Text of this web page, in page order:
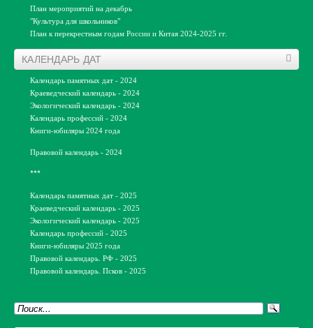
Централизованая библиотечная системагорода Пскова
Конкурсы
Акции
Викторины
Игротеки
НЕДЕЛЯ ДЕТСКОЙ КНИГИ
НДК-2024
НДК-2023
НДК-2021
НДК-2020
ЛЕТНИЕ ЧТЕНИЯ
Летние чтения-2024
Летние чтения-2023
Летние чтения-2022
Летние чтения-2021
Летние чтения-2020
План мероприятий на декабрь
"Культура для школьников"
План к перекрестным годам России и Китая 2024-2025 гг.
КАЛЕНДАРЬ ДАТ
Календарь памятных дат - 2024
Краеведческий календарь - 2024
Экологический календарь - 2024
Календарь профессий - 2024
Книги-юбиляры 2024 года
Правовой календарь - 2024
***
Календарь памятных дат - 2025
Краеведческий календарь - 2025
Экологический календарь - 2025
Календарь профессий - 2025
Книги-юбиляры 2025 года
Правовой календарь. РФ - 2025
Правовой календарь. Псков - 2025